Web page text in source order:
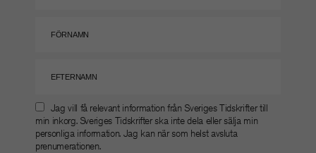
Jag vill få relevant information från Sveriges Tidskrifter till
min inkorg. Sveriges Tidskrifter ska inte dela eller sälja min
personliga information. Jag kan när som helst avsluta
prenumerationen.